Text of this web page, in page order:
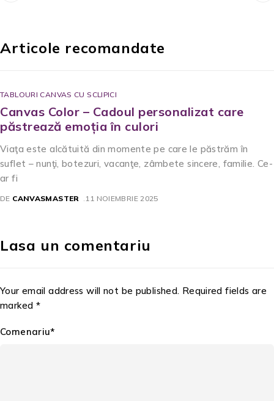
Articole recomandate
TABLOURI CANVAS CU SCLIPICI
Canvas Color – Cadoul personalizat care
păstrează emoția în culori
Viaţa este alcătuită din momente pe care le păstrăm în
suflet – nunţi, botezuri, vacanţe, zâmbete sincere, familie. Ce-
ar fi
DE CANVASMASTER 11 NOIEMBRIE 2025
Lasa un comentariu
Your email address will not be published. Required fields are
marked *
Comenariu*